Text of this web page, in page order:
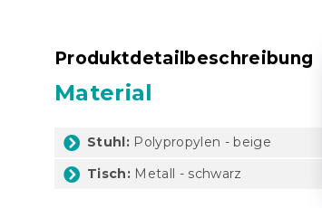
Produktdetailbeschreibung
Material
Stuhl: Polypropylen - beige
Tisch: Metall - schwarz